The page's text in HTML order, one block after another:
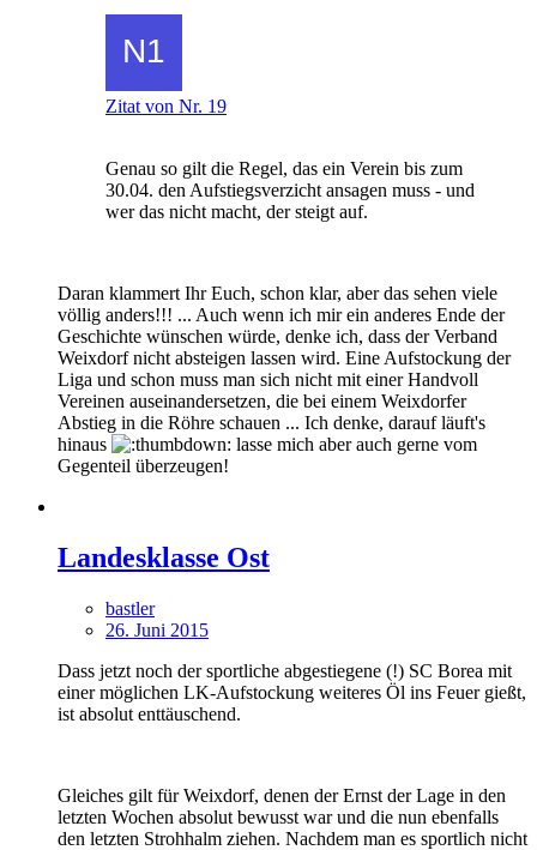
Zitat von Nr. 19
Genau so gilt die Regel, das ein Verein bis zum
30.04. den Aufstiegsverzicht ansagen muss - und
wer das nicht macht, der steigt auf.
Daran klammert Ihr Euch, schon klar, aber das sehen viele
völlig anders!!! ... Auch wenn ich mir ein anderes Ende der
Geschichte wünschen würde, denke ich, dass der Verband
Weixdorf nicht absteigen lassen wird. Eine Aufstockung der
Liga und schon muss man sich nicht mit einer Handvoll
Vereinen auseinandersetzen, die bei einem Weixdorfer
Abstieg in die Röhre schauen ... Ich denke, darauf läuft's
hinaus
lasse mich aber auch gerne vom
Gegenteil überzeugen!
Landesklasse Ost
bastler
26. Juni 2015
Dass jetzt noch der sportliche abgestiegene (!) SC Borea mit
einer möglichen LK-Aufstockung weiteres Öl ins Feuer gießt,
ist absolut enttäuschend.
Gleiches gilt für Weixdorf, denen der Ernst der Lage in den
letzten Wochen absolut bewusst war und die nun ebenfalls
den letzten Strohhalm ziehen. Nachdem man es sportlich nicht